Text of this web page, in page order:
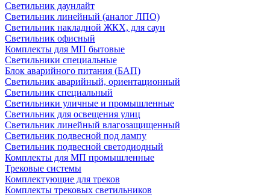
Светильник даунлайт
Светильник линейный (аналог ЛПО)
Светильник накладной ЖКХ, для саун
Светильник офисный
Комплекты для МП бытовые
Светильники специальные
Блок аварийного питания (БАП)
Светильник аварийный, ориентационный
Светильник специальный
Светильники уличные и промышленные
Светильник для освещения улиц
Светильник линейный влагозащищенный
Светильник подвесной под лампу
Светильник подвесной светодиодный
Комплекты для МП промышленные
Трековые системы
Комплектующие для треков
Комплекты трековых светильников